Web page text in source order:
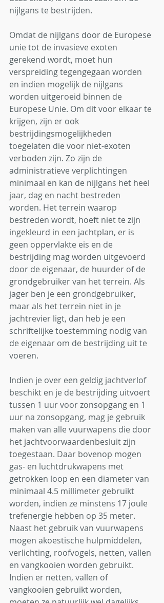
nijlgans te bestrijden.
Omdat de nijlgans door de Europese
unie tot de invasieve exoten
gerekend wordt, moet hun
verspreiding tegengegaan worden
en indien mogelijk de nijlgans
worden uitgeroeid binnen de
Europese Unie. Om dit voor elkaar te
krijgen, zijn er ook
bestrijdingsmogelijkheden
toegelaten die voor niet-exoten
verboden zijn. Zo zijn de
administratieve verplichtingen
minimaal en kan de nijlgans het heel
jaar, dag en nacht bestreden
worden. Het terrein waarop
bestreden wordt, hoeft niet te zijn
ingekleurd in een jachtplan, er is
geen oppervlakte eis en de
bestrijding mag worden uitgevoerd
door de eigenaar, de huurder of de
grondgebruiker van het terrein. Als
jager ben je een grondgebruiker,
maar als het terrein niet in je
jachtrevier ligt, dan heb je een
schriftelijke toestemming nodig van
de eigenaar om de bestrijding uit te
voeren.
Indien je over een geldig jachtverlof
beschikt en je de bestrijding uitvoert
tussen 1 uur voor zonsopgang en 1
uur na zonsopgang, mag je gebruik
maken van alle vuurwapens die door
het jachtvoorwaardenbesluit zijn
toegestaan. Daar bovenop mogen
gas- en luchtdrukwapens met
getrokken loop en een diameter van
minimaal 4.5 millimeter gebruikt
worden, indien ze minstens 17 joule
trefenergie hebben op 35 meter.
Naast het gebruik van vuurwapens
mogen akoestische hulpmiddelen,
verlichting, roofvogels, netten, vallen
en vangkooien worden gebruikt.
Indien er netten, vallen of
vangkooien gebruikt worden,